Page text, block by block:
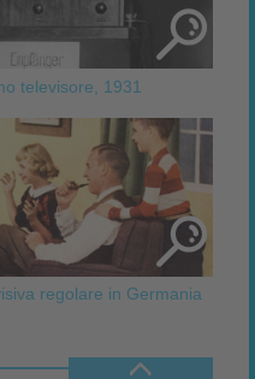
televisore, 1931
regolare in Germania